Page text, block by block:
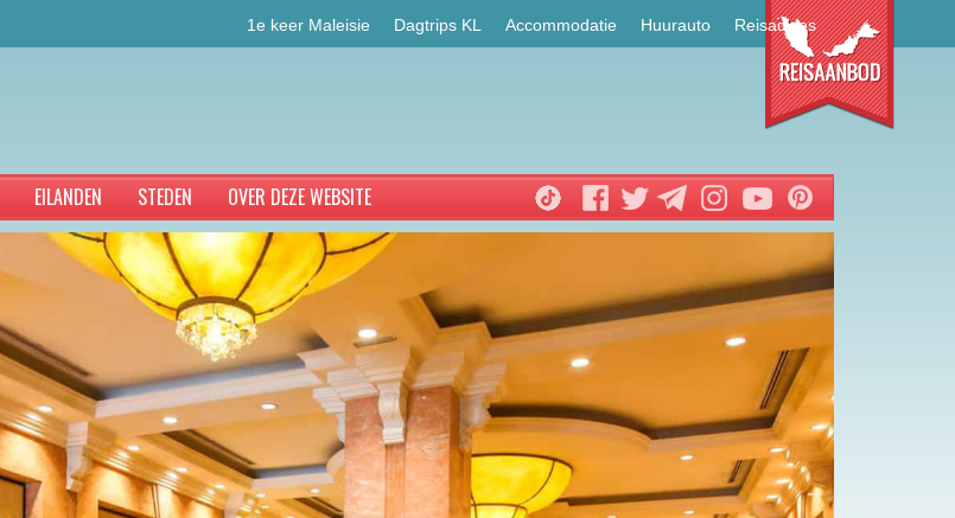
1e keer Maleisie Dagtrips KL Accommodatie Huurauto Reisadvies
EILANDEN STEDEN OVER DEZE WEBSITE